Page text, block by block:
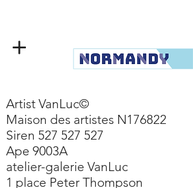
Artist VanLuc©
Maison des artistes N176822
Siren 527 527 527
Ape 9003A
atelier-galerie VanLuc
1 place Peter Thompson